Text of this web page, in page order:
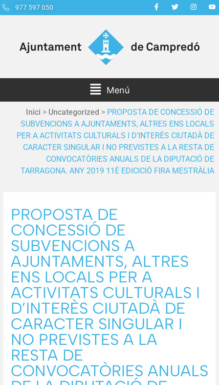
977 597 050
Menú
Inici > Uncategorized > PROPOSTA DE CONCESSIÓ DE
SUBVENCIONS A AJUNTAMENTS, ALTRES ENS LOCALS
PER A ACTIVITATS CULTURALS I D’INTERÈS CIUTADÀ DE
CARACTER SINGULAR I NO PREVISTES A LA RESTA DE
CONVOCATÒRIES ANUALS DE LA DIPUTACIÓ DE
TARRAGONA. ANY 2019 11È EDICICIÓ FIRA MESTRÀLIA
PROPOSTA DE
CONCESSIÓ DE
SUBVENCIONS A
AJUNTAMENTS, ALTRES
ENS LOCALS PER A
ACTIVITATS CULTURALS I
D’INTERÈS CIUTADÀ DE
CARACTER SINGULAR I
NO PREVISTES A LA
RESTA DE
CONVOCATÒRIES ANUALS